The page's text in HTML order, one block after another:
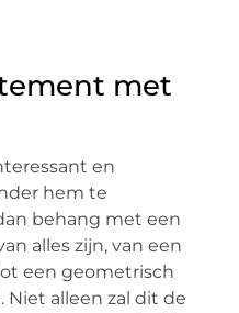
met
en
hem te
behang met een
alles zijn, van een
een geometrisch
alleen zal dit de